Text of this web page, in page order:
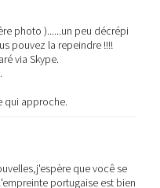
photo )......un peu décrépi
pouvez la repeindre !!!!
via Skype.
qui approche.
que você se
portugaise est bien